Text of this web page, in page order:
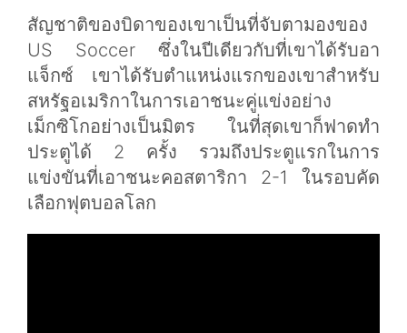
สัญชาติของบิดาของเขาเป็นที่จับตามองของ
US Soccer ซึ่งในปีเดียวกับที่เขาได้รับอา
แจ็กซ์ เขาได้รับตำแหน่งแรกของเขาสำหรับ
สหรัฐอเมริกาในการเอาชนะคู่แข่งอย่าง
เม็กซิโกอย่างเป็นมิตร ในที่สุดเขาก็ฟาดทำ
ประตูได้ 2 ครั้ง รวมถึงประตูแรกในการ
แข่งขันที่เอาชนะคอสตาริกา 2-1 ในรอบคัด
เลือกฟุตบอลโลก